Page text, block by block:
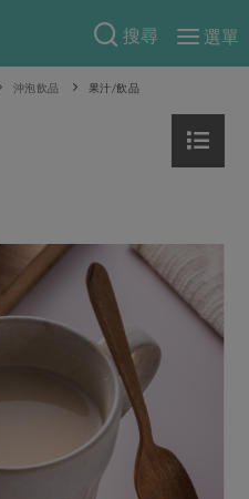
搜尋
選單
一籃菜真心話
親子食育
沖泡飲品 果汁/飲品